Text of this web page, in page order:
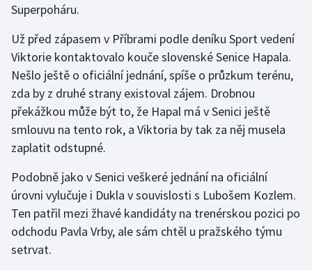
Gymnastika
Házená
Jezdectví
Judo
Krasobruslení
Lezení
Lyže a snowboard
Moderní pětiboj
Superpoháru.
Už před zápasem v Příbrami podle deníku Sport vedení
Viktorie kontaktovalo kouče slovenské Senice Hapala.
Nešlo ještě o oficiální jednání, spíše o průzkum terénu,
zda by z druhé strany existoval zájem. Drobnou
překážkou může být to, že Hapal má v Senici ještě
smlouvu na tento rok, a Viktoria by tak za něj musela
zaplatit odstupné.
Podobně jako v Senici veškeré jednání na oficiální
úrovni vylučuje i Dukla v souvislosti s Lubošem Kozlem.
Ten patřil mezi žhavé kandidáty na trenérskou pozici po
odchodu Pavla Vrby, ale sám chtěl u pražského týmu
setrvat.